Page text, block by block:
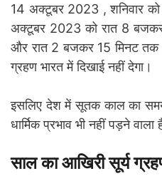
14 अक्टूबर 2023 , शनिवार को
अक्टूबर 2023 को रात 8
और रात 2 बजकर 15 मिनट तक
ग्रहण भारत में दिखाई नहीं देगा।
इसलिए देश में सूतक काल का समय
धार्मिक प्रभाव भी नहीं पड़ने वाला
साल का आखिरी सूर्य